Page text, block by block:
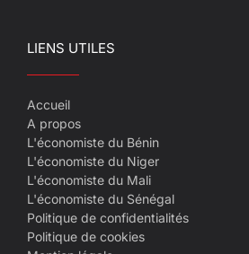
LIENS UTILES
Accueil
A propos
L'économiste du Bénin
L'économiste du Niger
L'économiste du Mali
L'économiste du Sénégal
Politique de confidentialités
Politique de cookies